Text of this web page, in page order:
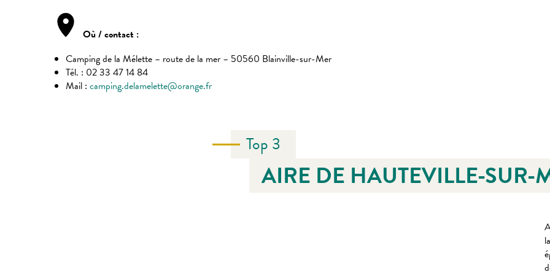
Où / contact :
Camping de la Mélette – route de la mer – 50560 Blainville-sur-Mer
Tél. : 02 33 47 14 84
Mail : camping.delamelette@orange.fr
Top 3
AIRE DE HAUTEVILLE-SUR-